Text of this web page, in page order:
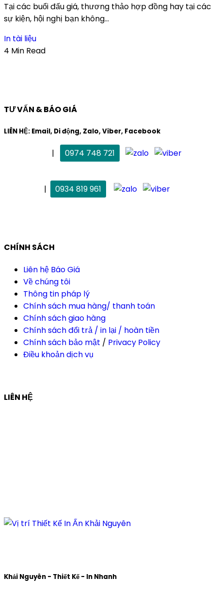
Tại các buổi đấu giá, thương thảo hợp đồng hay tại các
sự kiện, hội nghị bạn không...
In tài liệu
4 Min Read
TƯ VẤN & BÁO GIÁ
LIÊN HỆ: Email, Di động, Zalo, Viber, Facebook
|
0974 748 721
|
0934 819 961
CHÍNH SÁCH
Liên hệ Báo Giá
Về chúng tôi
Thông tin pháp lý
Chính sách mua hàng/ thanh toán
Chính sách giao hàng
Chính sách đổi trả / in lại / hoàn tiền
Chính sách bảo mật / Privacy Policy
Điều khoản dịch vụ
LIÊN HỆ
Khải Nguyên - Thiết Kế - In Nhanh